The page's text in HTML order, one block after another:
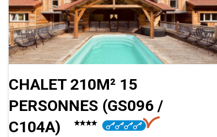
CHALET 210M² 15
PERSONNES (GS096 /
C104A)